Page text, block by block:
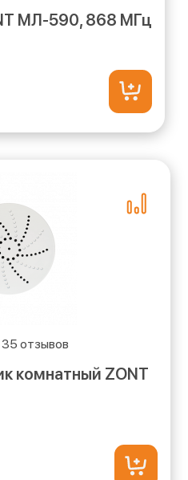
МЛ-590, 868 МГц
комнатный ZONT